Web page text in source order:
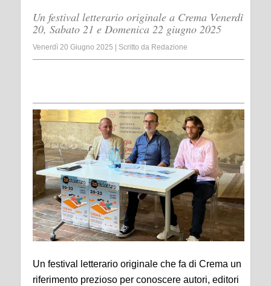
Un festival letterario originale a Crema Venerdì
20, Sabato 21 e Domenica 22 giugno 2025
Venerdì 20 Giugno 2025 Scritto da Redazione
Un festival letterario originale che fa di Crema un
riferimento prezioso per conoscere autori, editori